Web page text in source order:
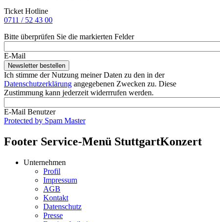
Ticket Hotline
0711 / 52 43 00
Bitte überprüfen Sie die markierten Felder
E-Mail
Ich stimme der Nutzung meiner Daten zu den in der
Datenschutzerklärung angegebenen Zwecken zu. Diese
Zustimmung kann jederzeit widerrrufen werden.
E-Mail Benutzer
Protected by Spam Master
Footer Service-Menü StuttgartKonzert
Unternehmen
Profil
Impressum
AGB
Kontakt
Datenschutz
Presse